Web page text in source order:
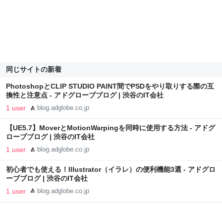
同じサイトの新着
PhotoshopとCLIP STUDIO PAINT間でPSDをやり取りする際の互
換性と注意点 - アドグローブブログ | 渋谷のIT会社
1 user blog.adglobe.co.jp
【UE5.7】MoverとMotionWarpingを同時に使用する方法 - アドグ
ローブブログ | 渋谷のIT会社
1 user blog.adglobe.co.jp
初心者でも使える！Illustrator（イラレ）の便利機能3選 - アドグロ
ーブブログ | 渋谷のIT会社
1 user blog.adglobe.co.jp